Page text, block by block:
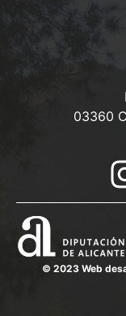
03360
© 2023 Web